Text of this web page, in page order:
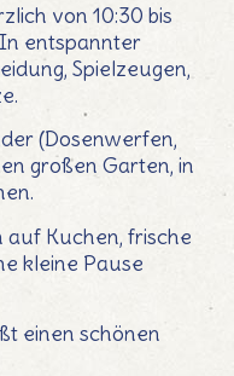
von 10:30 bis
entspannter
Spielzeugen,
(Dosenwerfen,
großen Garten, in
auf Kuchen, frische
kleine Pause
einen schönen